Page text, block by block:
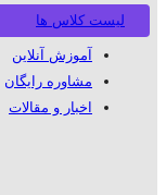
لیست کلاس ها
آموزش آنلاین
مشاوره رایگان
اخبار و مقالات